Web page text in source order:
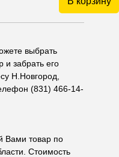
выбрать
и забрать его
Н.Новгород,
(831) 466-14-
Вами товар по
Стоимость